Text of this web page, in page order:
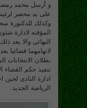
و أرسل محمد
على يد محضر
وكذلك للدكتورة
المؤقته لادارة
النهائى والا يعد
لاتهامهما قضائيا
بطلان الانتخابات
تنفيذ حكم القضاء
ادارة النادى لحين
الرياضة الجديد.